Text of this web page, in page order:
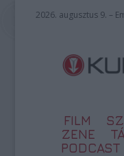
2026. augusztus 9. –
FILM
ZENE
PODCAST